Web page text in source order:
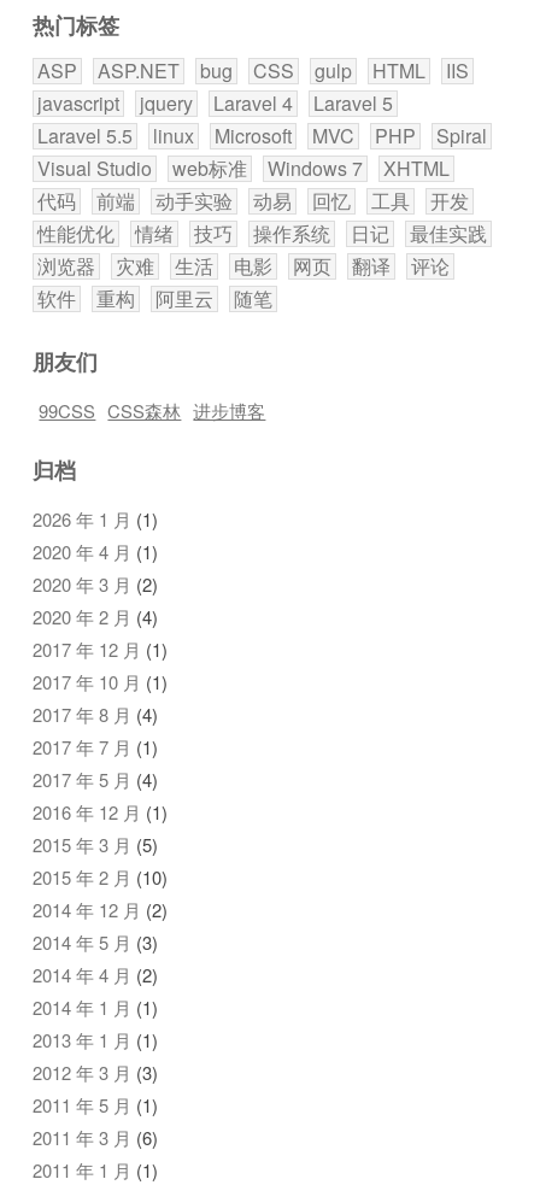
热门标签
ASP ASP.NET bug CSS gulp HTML
IIS
javascript
jquery Laravel 4
Laravel 5
Laravel 5.5
linux Microsoft MVC PHP
Spiral
Visual Studio
web标准 Windows 7
XHTML
代码
前端 动手实验 动易 回忆 工具
开发
性能优化
情绪 技巧 操作系统 日记
最佳实践
浏览器
灾难 生活 电影 网页 翻译
评论
软件
重构 阿里云 随笔
朋友们
99CSS CSS森林 进步博客
归档
2026 年 1 月 (1)
2020 年 4 月 (1)
2020 年 3 月 (2)
2020 年 2 月 (4)
2017 年 12 月 (1)
2017 年 10 月 (1)
2017 年 8 月 (4)
2017 年 7 月 (1)
2017 年 5 月 (4)
2016 年 12 月 (1)
2015 年 3 月 (5)
2015 年 2 月 (10)
2014 年 12 月 (2)
2014 年 5 月 (3)
2014 年 4 月 (2)
2014 年 1 月 (1)
2013 年 1 月 (1)
2012 年 3 月 (3)
2011 年 5 月 (1)
2011 年 3 月 (6)
2011 年 1 月 (1)